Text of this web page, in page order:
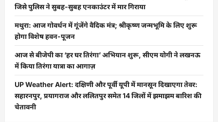
जिसे पुलिस ने सुबह-सुबह एनकाउंटर में मार गिराया
मथुरा: आज गोवर्धन में गूंजेंगे वैदिक मंत्र; श्रीकृष्ण जन्मभूमि के लिए शुरू
होगा विशेष हवन-पूजन
आज से बीजेपी का ‘हर घर तिरंगा’ अभियान शुरू, सीएम योगी ने लखनऊ
में किया तिरंगा यात्रा का आगाज़
UP Weather Alert: दक्षिणी और पूर्वी यूपी में मानसून दिखाएगा तेवर:
सहारनपुर, प्रयागराज और ललितपुर समेत 14 जिलों में झमाझम बारिश की
चेतावनी